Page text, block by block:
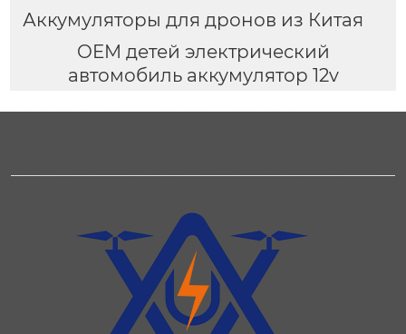
Аккумуляторы для дронов из Китая
OEM детей электрический
автомобиль аккумулятор 12v